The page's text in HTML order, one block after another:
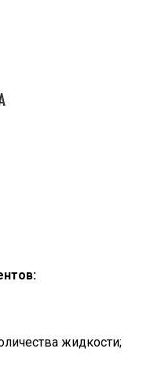
жидкости;